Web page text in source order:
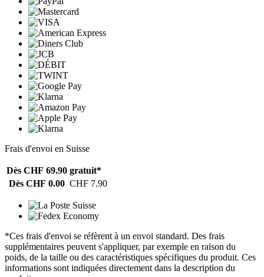
Frais d'envoi en Suisse
Dès CHF 69.90 gratuit*
Dès CHF 0.00 CHF 7.90
*Ces frais d'envoi se réfèrent à un envoi standard. Des frais
supplémentaires peuvent s'appliquer, par exemple en raison du
poids, de la taille ou des caractéristiques spécifiques du produit. Ces
informations sont indiquées directement dans la description du